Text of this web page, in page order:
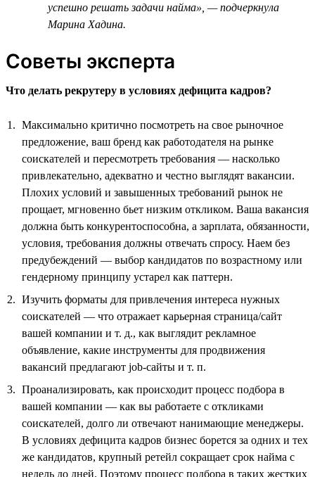
успешно решать задачи найма», — подчеркнула
Марина Хадина.
Советы эксперта
Что делать рекрутеру в условиях дефицита кадров?
Максимально критично посмотреть на свое рыночное
предложение, ваш бренд как работодателя на рынке
соискателей и пересмотреть требования — насколько
привлекательно, адекватно и честно выглядят вакансии.
Плохих условий и завышенных требований рынок не
прощает, мгновенно бьет низким откликом. Ваша вакансия
должна быть конкурентоспособна, а зарплата, обязанности,
условия, требования должны отвечать спросу. Наем без
предубеждений — выбор кандидатов по возрастному или
гендерному принципу устарел как паттерн.
Изучить форматы для привлечения интереса нужных
соискателей — что отражает карьерная страница/сайт
вашей компании и т. д., как выглядит рекламное
объявление, какие инструменты для продвижения
вакансий предлагают job-сайты и т. п.
Проанализировать, как происходит процесс подбора в
вашей компании — как вы работаете с откликами
соискателей, долго ли отвечают нанимающие менеджеры.
В условиях дефицита кадров бизнес борется за одних и тех
же кандидатов, крупный ретейл сокращает срок найма с
недель до дней. Поэтому процесс подбора в таких жестких